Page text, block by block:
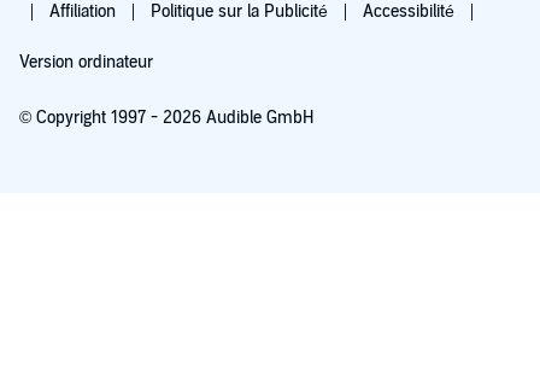
Affiliation Politique sur la Publicité Accessibilité
Version ordinateur
© Copyright 1997 - 2026 Audible GmbH